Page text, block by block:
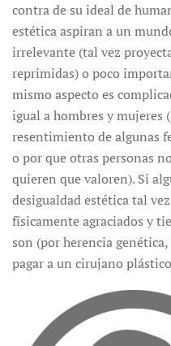
contra de su ideal de
estética aspiran a un
irrelevante (tal vez
reprimidas) o poco
mismo aspecto es
igual a hombres y mujeres
resentimiento de algunas
o por que otras personas
quieren que valoren). Si
desigualdad estética tal
físicamente agraciados y
son (por herencia
pagar a un cirujano